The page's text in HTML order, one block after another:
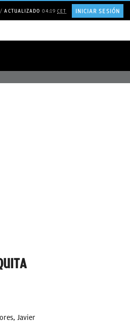
ACTUALIZADO 04:19CET INICIAR SESIÓN
Javier